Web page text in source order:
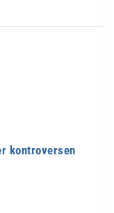
kontroversen